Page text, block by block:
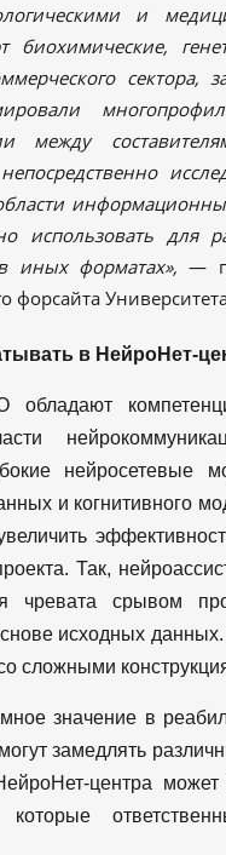
и
биохимические,
сектора,
между
использовать для
иных форматах», —
форсайта
в НейроНет-
обладают
нейросетевые
и когнитивного
Так,
чревата срывом
исходных
сложными
значение в
замедлять
центра
которые